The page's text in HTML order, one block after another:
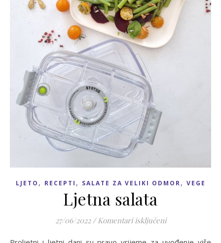
LJETO , RECEPTI , SALATE ZA VELIKI ODMOR, VEGE
Ljetna salata
27/06/2022 / Komentari isključeniza Ljetna salata